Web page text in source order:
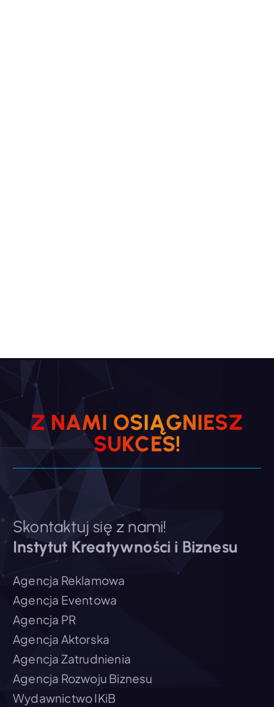
Z NAMI OSIĄGNIESZ
SUKCES!
Skontaktuj się z nami!
Instytut Kreatywności i Biznesu
Agencja Reklamowa
Agencja Eventowa
Agencja PR
Agencja Aktorska
Agencja Zatrudnienia
Agencja Rozwoju Biznesu
Wydawnictwo IKiB